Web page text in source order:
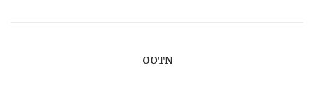
OOTN